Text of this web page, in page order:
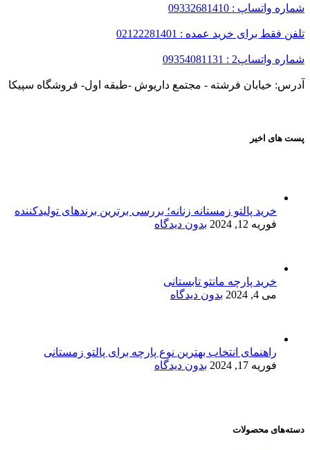
شماره واتساپ : 09332681410
تلفن فقط برای خرید عمده : 02122281401
شماره واتساپ2 : 09354081131
آدرس: خیابان فرشته - مجتمع داریوش -طبقه اول- فروشگاه سپیکا
پست های اخیر
خرید پالتو زمستانه زنانه؛ بررسی برترین برندهای تولیدکننده
فوریه 12, 2024
بدون دیدگاه
خرید پارچه مانتو تابستانی
می 4, 2024
بدون دیدگاه
راهنمای انتخاب بهترین نوع پارچه برای پالتو زمستانی
فوریه 17, 2024
بدون دیدگاه
دسته‌های محصولات